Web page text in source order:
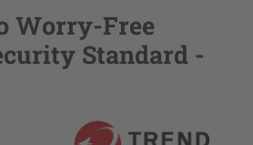
Worry-Free
Standard -